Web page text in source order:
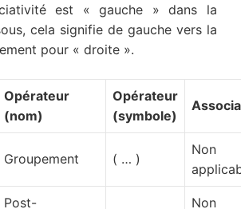
est « gauche » dans la
cela signifie de gauche vers la
pour « droite ».
Opérateur
(nom)
Opérateur
(symbole)
Groupement ( … )
Non
Post-
Non